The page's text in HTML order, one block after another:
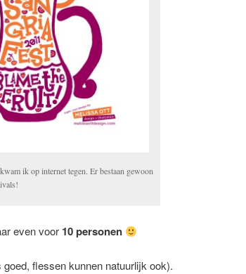
ik op internet tegen. Er bestaan gewoon
even voor 10 personen
goed, flessen kunnen natuurlijk ook).